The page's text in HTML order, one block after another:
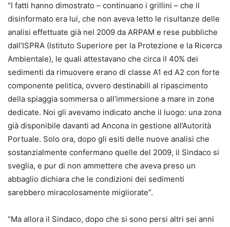
“I fatti hanno dimostrato – continuano i grillini – che il
disinformato era lui, che non aveva letto le risultanze delle
analisi effettuate già nel 2009 da ARPAM e rese pubbliche
dall’ISPRA (Istituto Superiore per la Protezione e la Ricerca
Ambientale), le quali attestavano che circa il 40% dei
sedimenti da rimuovere erano di classe A1 ed A2 con forte
componente pelitica, ovvero destinabili al ripascimento
della spiaggia sommersa o all’immersione a mare in zone
dedicate. Noi gli avevamo indicato anche il luogo: una zona
già disponibile davanti ad Ancona in gestione all’Autorità
Portuale. Solo ora, dopo gli esiti delle nuove analisi che
sostanzialmente confermano quelle del 2009, il Sindaco si
sveglia, e pur di non ammettere che aveva preso un
abbaglio dichiara che le condizioni dei sedimenti
sarebbero miracolosamente migliorate”.
“Ma allora il Sindaco, dopo che si sono persi altri sei anni